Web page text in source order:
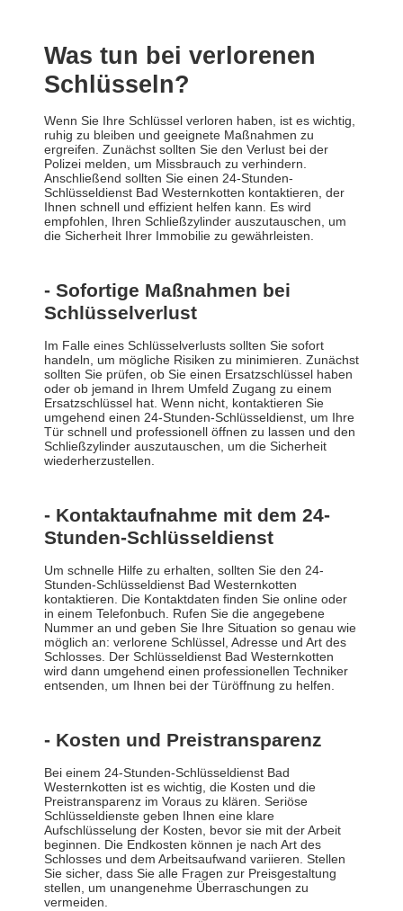
Was tun bei verlorenen
Schlüsseln?
Wenn Sie Ihre Schlüssel verloren haben, ist es wichtig,
ruhig zu bleiben und geeignete Maßnahmen zu
ergreifen. Zunächst sollten Sie den Verlust bei der
Polizei melden, um Missbrauch zu verhindern.
Anschließend sollten Sie einen 24-Stunden-
Schlüsseldienst Bad Westernkotten kontaktieren, der
Ihnen schnell und effizient helfen kann. Es wird
empfohlen, Ihren Schließzylinder auszutauschen, um
die Sicherheit Ihrer Immobilie zu gewährleisten.
- Sofortige Maßnahmen bei
Schlüsselverlust
Im Falle eines Schlüsselverlusts sollten Sie sofort
handeln, um mögliche Risiken zu minimieren. Zunächst
sollten Sie prüfen, ob Sie einen Ersatzschlüssel haben
oder ob jemand in Ihrem Umfeld Zugang zu einem
Ersatzschlüssel hat. Wenn nicht, kontaktieren Sie
umgehend einen 24-Stunden-Schlüsseldienst, um Ihre
Tür schnell und professionell öffnen zu lassen und den
Schließzylinder auszutauschen, um die Sicherheit
wiederherzustellen.
- Kontaktaufnahme mit dem 24-
Stunden-Schlüsseldienst
Um schnelle Hilfe zu erhalten, sollten Sie den 24-
Stunden-Schlüsseldienst Bad Westernkotten
kontaktieren. Die Kontaktdaten finden Sie online oder
in einem Telefonbuch. Rufen Sie die angegebene
Nummer an und geben Sie Ihre Situation so genau wie
möglich an: verlorene Schlüssel, Adresse und Art des
Schlosses. Der Schlüsseldienst Bad Westernkotten
wird dann umgehend einen professionellen Techniker
entsenden, um Ihnen bei der Türöffnung zu helfen.
- Kosten und Preistransparenz
Bei einem 24-Stunden-Schlüsseldienst Bad
Westernkotten ist es wichtig, die Kosten und die
Preistransparenz im Voraus zu klären. Seriöse
Schlüsseldienste geben Ihnen eine klare
Aufschlüsselung der Kosten, bevor sie mit der Arbeit
beginnen. Die Endkosten können je nach Art des
Schlosses und dem Arbeitsaufwand variieren. Stellen
Sie sicher, dass Sie alle Fragen zur Preisgestaltung
stellen, um unangenehme Überraschungen zu
vermeiden.